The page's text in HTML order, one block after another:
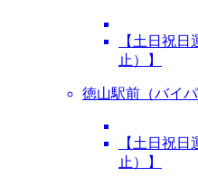
【土日祝
止）】
徳山駅前（バイ
【土日祝
止）】